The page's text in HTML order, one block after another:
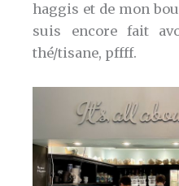
haggis et de mon
suis encore fait
thé/tisane, pffff.